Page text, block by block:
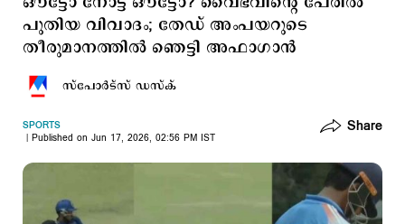
പുതിയ വിവാദം; തേഡ് അംപയറുടെ
തീരുമാനത്തില്‍ ഞെട്ടി അഫാഗാന്‍
സ്പോര്‍ട്സ് ഡസ്ക്
SPORTS
Published on Jun 17, 2026, 02:56 PM IST
Share